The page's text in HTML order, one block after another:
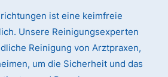
ist eine keimfreie
Unsere Reinigungsexperten
Reinigung von Arztpraxen,
um die Sicherheit und das